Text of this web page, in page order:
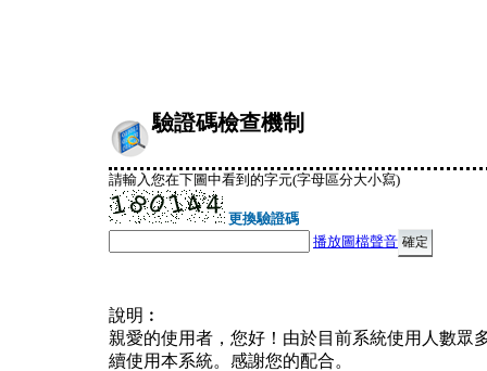
驗證碼檢查機制
請輸入您在下圖中看到的字元(字母區分大小寫)
更換驗證碼
播放圖檔聲音
說明︰
親愛的使用者，您好！由於目前系統使用人數眾
續使用本系統。感謝您的配合。